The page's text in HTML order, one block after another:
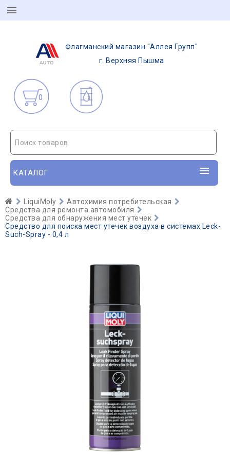
Флагманский магазин "Аллея Групп"
г. Верхняя Пышма
0
Поиск товаров
КАТАЛОГ
LiquiMoly
Автохимия потребительская
Средства для ремонта автомобиля
Средства для обнаружения мест утечек
Средство для поиска мест утечек воздуха в системах Leck-
Such-Spray - 0,4 л